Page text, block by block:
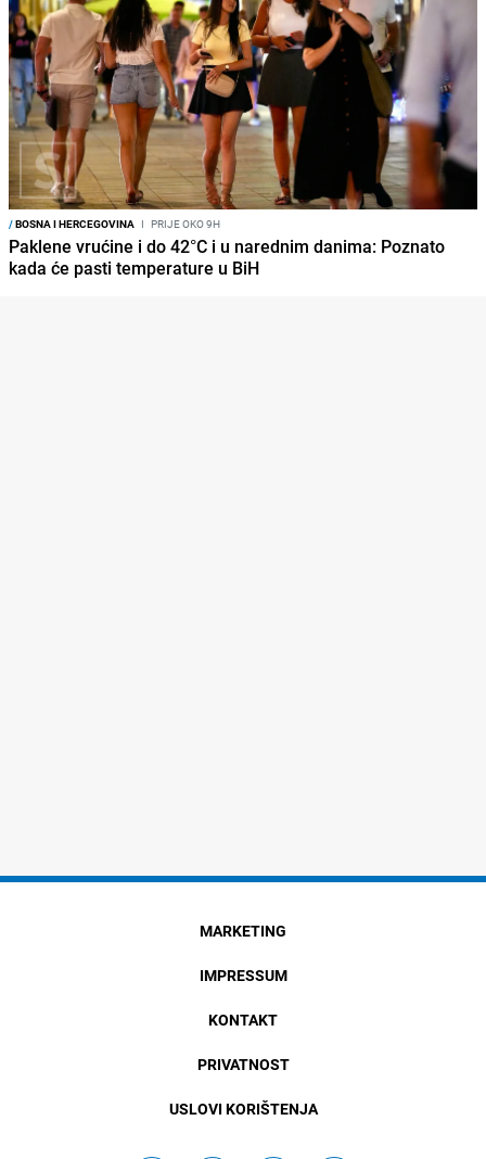
/BOSNA I HERCEGOVINA I PRIJE OKO 9H
Paklene vrućine i do 42°C i u narednim danima: Poznato
kada će pasti temperature u BiH
MARKETING
IMPRESSUM
KONTAKT
PRIVATNOST
USLOVI KORIŠTENJA